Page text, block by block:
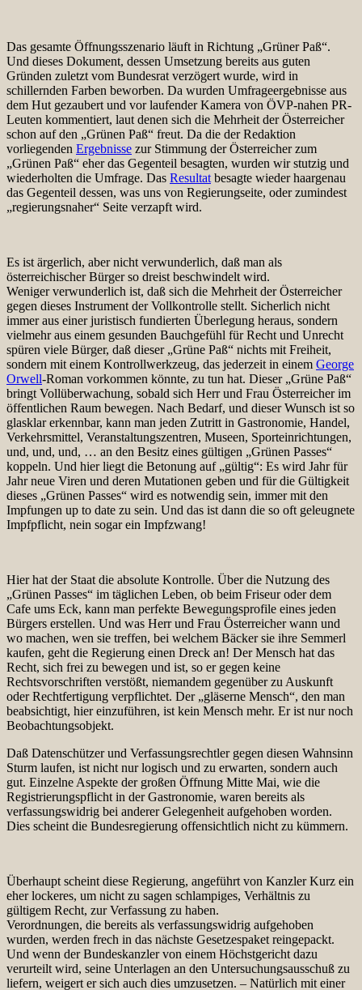
Das gesamte Öffnungsszenario läuft in Richtung „Grüner Paß“.
Und dieses Dokument, dessen Umsetzung bereits aus guten
Gründen zuletzt vom Bundesrat verzögert wurde, wird in
schillernden Farben beworben. Da wurden Umfrageergebnisse aus
dem Hut gezaubert und vor laufender Kamera von ÖVP-nahen PR-
Leuten kommentiert, laut denen sich die Mehrheit der Österreicher
schon auf den „Grünen Paß“ freut. Da die der Redaktion
vorliegenden Ergebnisse zur Stimmung der Österreicher zum
„Grünen Paß“ eher das Gegenteil besagten, wurden wir stutzig und
wiederholten die Umfrage. Das Resultat besagte wieder haargenau
das Gegenteil dessen, was uns von Regierungseite, oder zumindest
„regierungsnaher“ Seite verzapft wird.
Es ist ärgerlich, aber nicht verwunderlich, daß man als
österreichischer Bürger so dreist beschwindelt wird.
Weniger verwunderlich ist, daß sich die Mehrheit der Österreicher
gegen dieses Instrument der Vollkontrolle stellt. Sicherlich nicht
immer aus einer juristisch fundierten Überlegung heraus, sondern
vielmehr aus einem gesunden Bauchgefühl für Recht und Unrecht
spüren viele Bürger, daß dieser „Grüne Paß“ nichts mit Freiheit,
sondern mit einem Kontrollwerkzeug, das jederzeit in einem George
Orwell-Roman vorkommen könnte, zu tun hat. Dieser „Grüne Paß“
bringt Vollüberwachung, sobald sich Herr und Frau Österreicher im
öffentlichen Raum bewegen. Nach Bedarf, und dieser Wunsch ist so
glasklar erkennbar, kann man jeden Zutritt in Gastronomie, Handel,
Verkehrsmittel, Veranstaltungszentren, Museen, Sporteinrichtungen,
und, und, und, … an den Besitz eines gültigen „Grünen Passes“
koppeln. Und hier liegt die Betonung auf „gültig“: Es wird Jahr für
Jahr neue Viren und deren Mutationen geben und für die Gültigkeit
dieses „Grünen Passes“ wird es notwendig sein, immer mit den
Impfungen up to date zu sein. Und das ist dann die so oft geleugnete
Impfpflicht, nein sogar ein Impfzwang!
Hier hat der Staat die absolute Kontrolle. Über die Nutzung des
„Grünen Passes“ im täglichen Leben, ob beim Friseur oder dem
Cafe ums Eck, kann man perfekte Bewegungsprofile eines jeden
Bürgers erstellen. Und was Herr und Frau Österreicher wann und
wo machen, wen sie treffen, bei welchem Bäcker sie ihre Semmerl
kaufen, geht die Regierung einen Dreck an! Der Mensch hat das
Recht, sich frei zu bewegen und ist, so er gegen keine
Rechtsvorschriften verstößt, niemandem gegenüber zu Auskunft
oder Rechtfertigung verpflichtet. Der „gläserne Mensch“, den man
beabsichtigt, hier einzuführen, ist kein Mensch mehr. Er ist nur noch
Beobachtungsobjekt.
Daß Datenschützer und Verfassungsrechtler gegen diesen Wahnsinn
Sturm laufen, ist nicht nur logisch und zu erwarten, sondern auch
gut. Einzelne Aspekte der großen Öffnung Mitte Mai, wie die
Registrierungspflicht in der Gastronomie, waren bereits als
verfassungswidrig bei anderer Gelegenheit aufgehoben worden.
Dies scheint die Bundesregierung offensichtlich nicht zu kümmern.
Überhaupt scheint diese Regierung, angeführt von Kanzler Kurz ein
eher lockeres, um nicht zu sagen schlampiges, Verhältnis zu
gültigem Recht, zur Verfassung zu haben.
Verordnungen, die bereits als verfassungswidrig aufgehoben
wurden, werden frech in das nächste Gesetzespaket reingepackt.
Und wenn der Bundeskanzler von einem Höchstgericht dazu
verurteilt wird, seine Unterlagen an den Untersuchungsausschuß zu
liefern, weigert er sich auch dies umzusetzen. – Natürlich mit einer